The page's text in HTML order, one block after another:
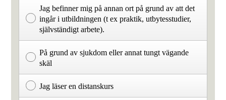
Jag befinner mig på annan ort på grund av att det
ingår i utbildningen (t ex praktik, utbytesstudier,
självständigt arbete).
På grund av sjukdom eller annat tungt vägande
skäl
Jag läser en distanskurs